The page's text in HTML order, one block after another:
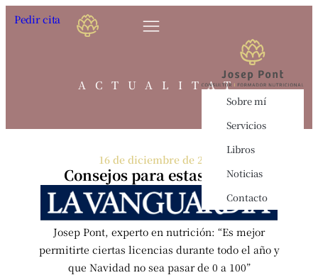
Pedir cita
Sobre mí
Servicios
Libros
Noticias
Contacto
ACTUALITAT
16 de diciembre de 2025
Consejos para estas fechas
Josep Pont, experto en nutrición: “Es mejor
permitirte ciertas licencias durante todo el año y
que Navidad no sea pasar de 0 a 100”